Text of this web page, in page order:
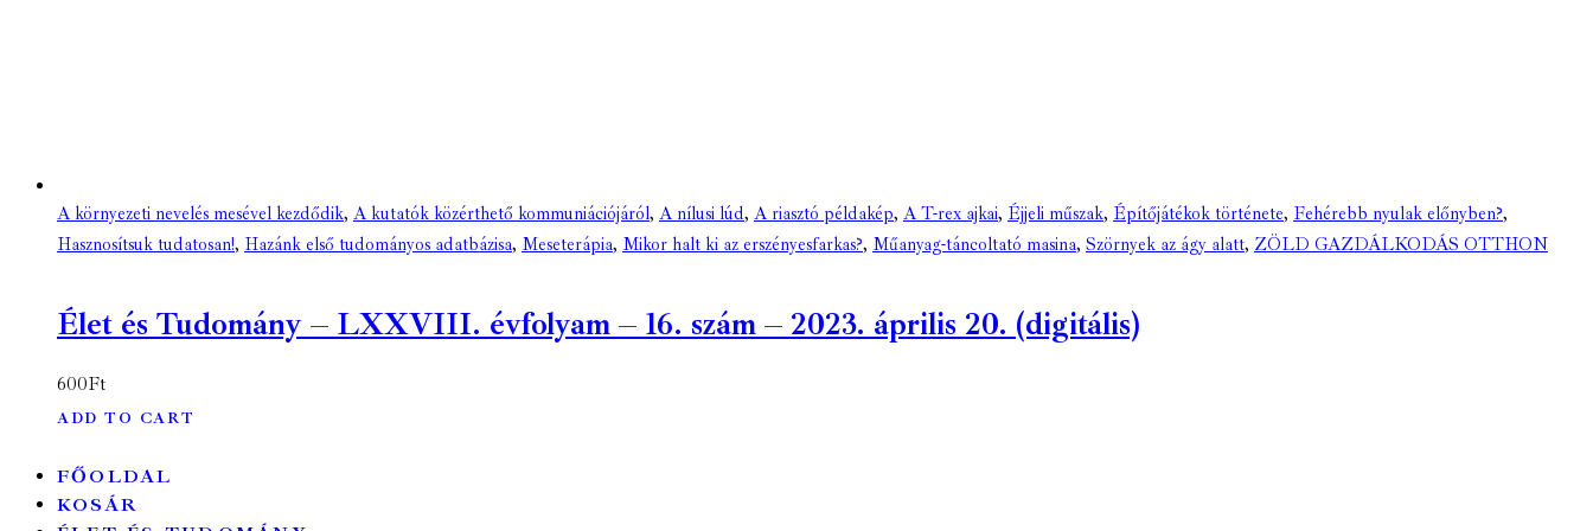
A környezeti nevelés mesével kezdődik, A kutatók közérthető kommuniációjáról, A nílusi lúd, A riasztó példakép, A T-rex ajkai, Éjjeli műszak, Építőjátékok története, Fehérebb nyulak előnyben?,
Hasznosítsuk tudatosan!, Hazánk első tudományos adatbázisa, Meseterápia, Mikor halt ki az erszényesfarkas?, Műanyag-táncoltató masina, Szörnyek az ágy alatt, ZÖLD GAZDÁLKODÁS OTTHON
Élet és Tudomány – LXXVIII. évfolyam – 16. szám – 2023. április 20. (digitális)
600Ft
ADD TO CART
FŐOLDAL
KOSÁR